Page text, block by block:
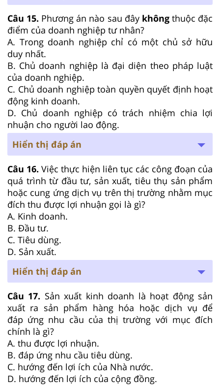
Câu 15. Phương án nào sau đây khôngthuộc đặc
điểm của doanh nghiệp tư nhân?
A. Trong doanh nghiệp chỉ có một chủ sở hữu
duy nhất.
B. Chủ doanh nghiệp là đại diện theo pháp luật
của doanh nghiệp.
C. Chủ doanh nghiệp toàn quyền quyết định hoạt
động kinh doanh.
D. Chủ doanh nghiệp có trách nhiệm chia lợi
nhuận cho người lao động.
Hiển thị đáp án
Câu 16. Việc thực hiện liên tục các công đoạn của
quá trình từ đầu tư, sản xuất, tiêu thụ sản phẩm
hoặc cung ứng dịch vụ trên thị trường nhằm mục
đích thu được lợi nhuận gọi là gì?
A. Kinh doanh.
B. Đầu tư.
C. Tiêu dùng.
D. Sản xuất.
Hiển thị đáp án
Câu 17. Sản xuất kinh doanh là hoạt động sản
xuất ra sản phẩm hàng hóa hoặc dịch vụ để
đáp ứng nhu cầu của thị trường với mục đích
chính là gì?
A. thu được lợi nhuận.
B. đáp ứng nhu cầu tiêu dùng.
C. hướng đến lợi ích của Nhà nước.
D. hướng đến lợi ích của cộng đồng.